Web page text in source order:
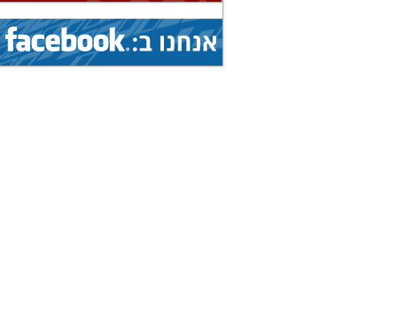
(איגוד: ג'יו ג'יטסו)
1.8.2026 - 9.8.2026
אליפות עולם...
(איגוד: ג'יו ג'יטסו)
הצג
5.8.2026 - 9.8.2026